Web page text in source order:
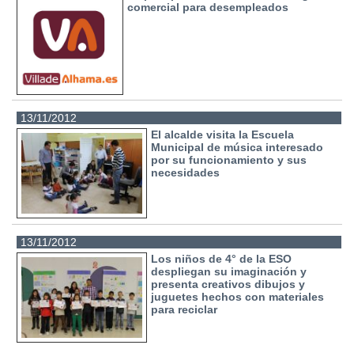
comercial para desempleados
13/11/2012
El alcalde visita la Escuela
Municipal de música interesado
por su funcionamiento y sus
necesidades
13/11/2012
Los niños de 4° de la ESO
despliegan su imaginación y
presenta creativos dibujos y
juguetes hechos con materiales
para reciclar